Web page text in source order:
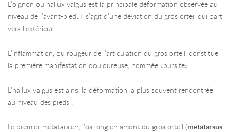
L’oignon ou hallux valgus est la principale déformation observée au
niveau de l’avant-pied. Il s’agit d’une déviation du gros orteil qui part
vers l’extérieur.
L’inflammation, ou rougeur de l’articulation du gros orteil, constitue
la première manifestation douloureuse, nommée «bursite».
L’hallux valgus est ainsi la déformation la plus souvent rencontrée
au niveau des pieds :
Le premier métatarsien, l’os long en amont du gros orteil (metatarsus